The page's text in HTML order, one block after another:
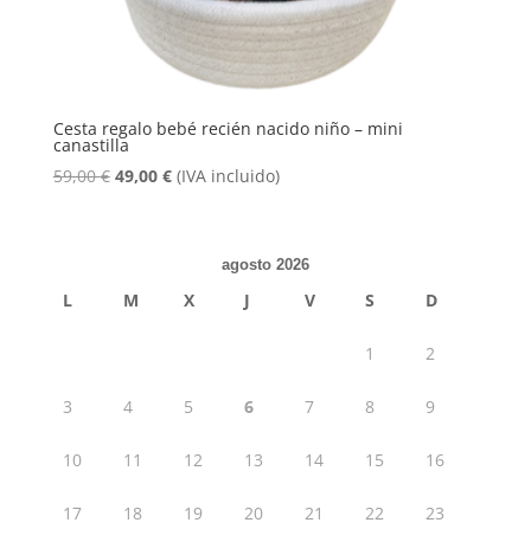
Cesta regalo bebé recién nacido niño – mini
canastilla
59,00€ El
49,00 €El(IVA incluido)
agosto 2026
L M X J V S D
1 2
3 4 5 6 7 8 9
10 11 12 13 14 15 16
17 18 19 20 21 22 23